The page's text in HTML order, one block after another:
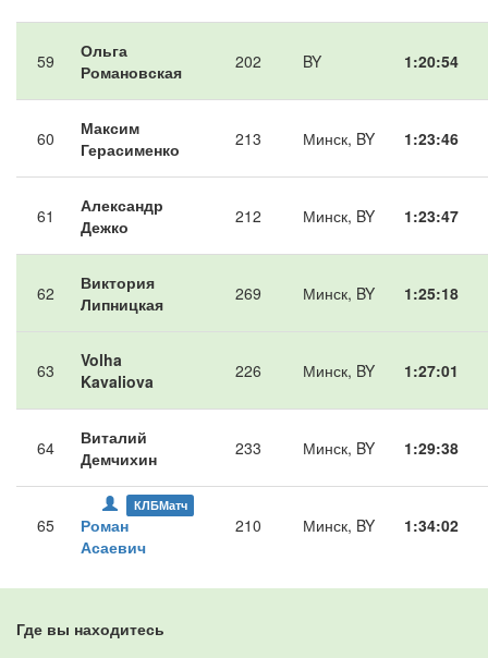
59
Ольга
Романовская
202 BY 1:20:54
60
Максим
Герасименко
213 Минск, BY 1:23:46
61
Александр
Дежко
212 Минск, BY 1:23:47
62
Виктория
Липницкая
269 Минск, BY 1:25:18
63
Volha
Kavaliova
226 Минск, BY 1:27:01
64
Виталий
Демчихин
233 Минск, BY 1:29:38
65
КЛБМатч
Роман
Асаевич
210 Минск, BY 1:34:02
Где вы находитесь